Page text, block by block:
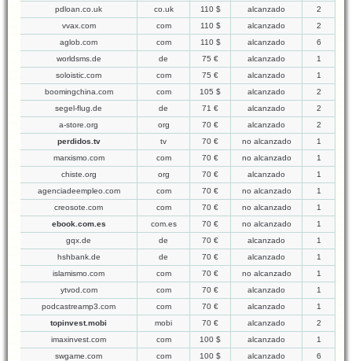
pdloan.co.uk
co.uk 110 $ alcanzado
2
vvax.com
com 110 $ alcanzado
2
aglob.com
com 110 $ alcanzado
6
worldsms.de
de 75 € alcanzado
1
soloistic.com
com 75 € alcanzado
1
boomingchina.com
com 105 $ alcanzado
2
segel-flug.de
de 71 € alcanzado
2
a-store.org
org 70 € alcanzado
2
perdidos.tv
tv 70 € no alcanzado
1
marxismo.com
com 70 € no alcanzado
1
chiste.org
org 70 € alcanzado
1
agenciadeempleo.com
com 70 € no alcanzado
1
creosote.com
com 70 € no alcanzado
1
ebook.com.es
com.es 70 € no alcanzado
1
gqx.de
de 70 € alcanzado
1
hshbank.de
de 70 € alcanzado
1
islamismo.com
com 70 € no alcanzado
1
ytvod.com
com 70 € alcanzado
1
podcastreamp3.com
com 70 € alcanzado
1
topinvest.mobi
mobi 70 € alcanzado
2
imaxinvest.com
com 100 $ alcanzado
1
swgame.com
com 100 $ alcanzado
6